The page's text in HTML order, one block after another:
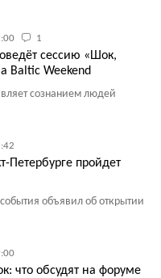
1
сессию «Шок,
Baltic Weekend
сознанием людей
Петербурге пройдет
объявил об открытии
что обсудят на форуме